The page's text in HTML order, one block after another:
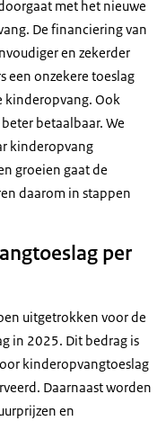
met het nieuwe
De financiering van
en zekerder
een onzekere toeslag
kinderopvang. Ook
betaalbaar. We
kinderopvang
groeien gaat de
daarom in stappen
per
uitgetrokken voor de
in 2025. Dit bedrag is
kinderopvangtoeslag
Daarnaast worden
en